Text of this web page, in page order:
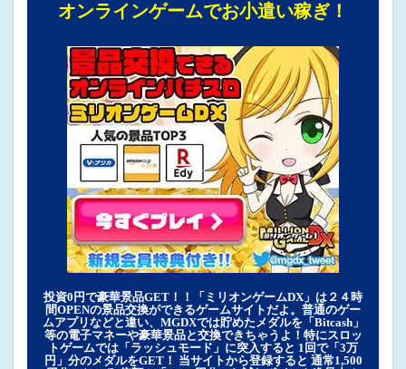
オンラインゲームでお小遣い稼ぎ！
投資0円で豪華景品GET！！「ミリオンゲームDX」は２４時
間OPENの景品交換ができるゲームサイトだよ。普通のゲー
ムアプリなどと違い、MGDXでは貯めたメダルを「Bitcash」
等の電子マネーや豪華景品と交換できちゃうよ！特にスロッ
トゲームでは「ラッシュモード」に突入すると 1回で「3万
円」分のメダルをGET！ 当サイトから登録すると 通常1,500